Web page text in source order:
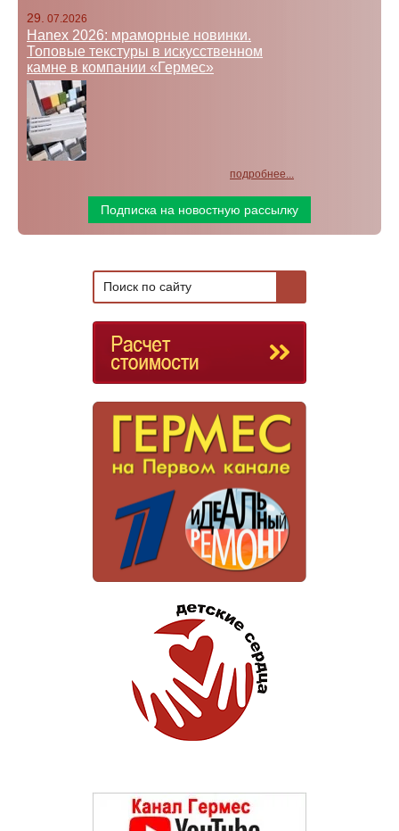
29. 07.2026
Hanex 2026: мраморные новинки.
Топовые текстуры в искусственном
камне в компании «Гермес»
подробнее...
Подписка на новостную рассылку